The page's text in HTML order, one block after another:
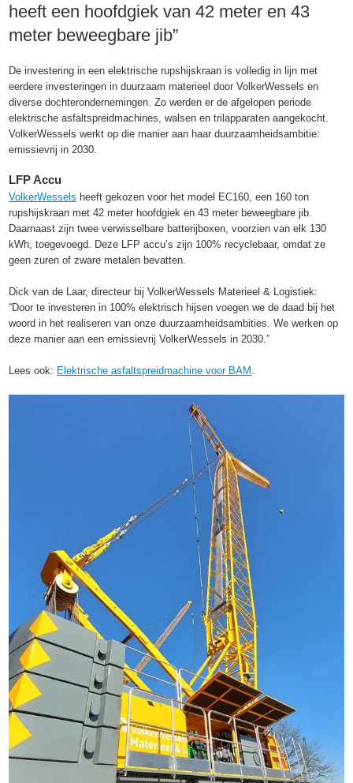
heeft een hoofdgiek van 42 meter en 43
meter beweegbare jib”
De investering in een elektrische rupshijskraan is volledig in lijn met
eerdere investeringen in duurzaam materieel door VolkerWessels en
diverse dochterondernemingen. Zo werden er de afgelopen periode
elektrische asfaltspreidmachines, walsen en trilapparaten aangekocht.
VolkerWessels werkt op die manier aan haar duurzaamheidsambitie:
emissievrij in 2030.
LFP Accu
VolkerWessels heeft gekozen voor het model EC160, een 160 ton
rupshijskraan met 42 meter hoofdgiek en 43 meter beweegbare jib.
Daarnaast zijn twee verwisselbare batterijboxen, voorzien van elk 130
kWh, toegevoegd. Deze LFP accu’s zijn 100% recyclebaar, omdat ze
geen zuren of zware metalen bevatten.
Dick van de Laar, directeur bij VolkerWessels Materieel & Logistiek:
“Door te investeren in 100% elektrisch hijsen voegen we de daad bij het
woord in het realiseren van onze duurzaamheidsambities. We werken op
deze manier aan een emissievrij VolkerWessels in 2030.”
Lees ook: Elektrische asfaltspreidmachine voor BAM .